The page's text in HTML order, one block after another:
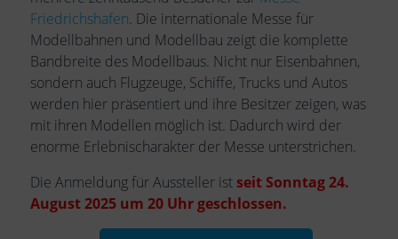
Friedrichshafen. Die internationale Messe für
Modellbahnen und Modellbau zeigt die komplette
Bandbreite des Modellbaus. Nicht nur Eisenbahnen,
sondern auch Flugzeuge, Schiffe, Trucks und Autos
werden hier präsentiert und ihre Besitzer zeigen, was
mit ihren Modellen möglich ist. Dadurch wird der
enorme Erlebnischarakter der Messe unterstrichen.
Die Anmeldung für Aussteller ist seit Sonntag 24.
August 2025 um 20 Uhr geschlossen.